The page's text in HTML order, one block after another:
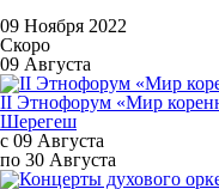
09 Ноября 2022
Скоро
09 Августа
II Этнофорум «Мир
Шерегеш
с 09 Августа
по 30 Августа